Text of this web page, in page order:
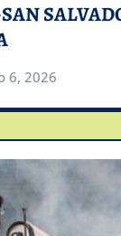
6, 2026